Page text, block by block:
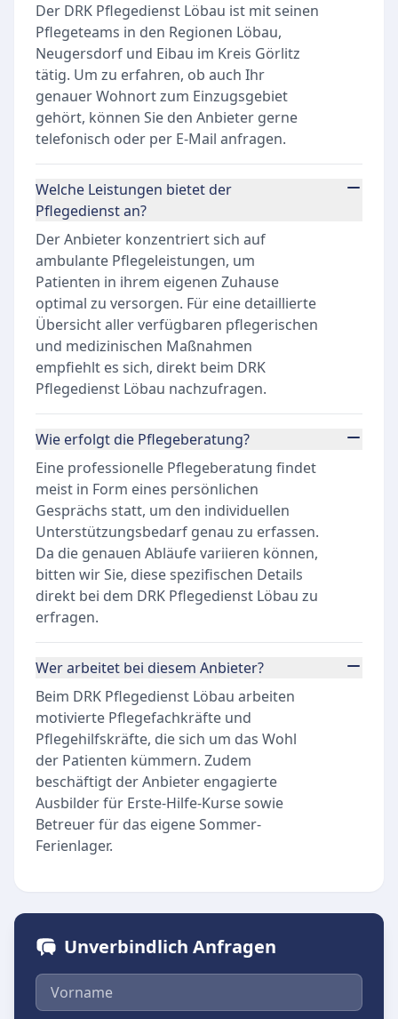
Der DRK Pflegedienst Löbau ist mit seinen
Pflegeteams in den Regionen Löbau,
Neugersdorf und Eibau im Kreis Görlitz
tätig. Um zu erfahren, ob auch Ihr
genauer Wohnort zum Einzugsgebiet
gehört, können Sie den Anbieter gerne
telefonisch oder per E-Mail anfragen.
Welche Leistungen bietet der
Pflegedienst an?
Der Anbieter konzentriert sich auf
ambulante Pflegeleistungen, um
Patienten in ihrem eigenen Zuhause
optimal zu versorgen. Für eine detaillierte
Übersicht aller verfügbaren pflegerischen
und medizinischen Maßnahmen
empfiehlt es sich, direkt beim DRK
Pflegedienst Löbau nachzufragen.
Wie erfolgt die Pflegeberatung?
Eine professionelle Pflegeberatung findet
meist in Form eines persönlichen
Gesprächs statt, um den individuellen
Unterstützungsbedarf genau zu erfassen.
Da die genauen Abläufe variieren können,
bitten wir Sie, diese spezifischen Details
direkt bei dem DRK Pflegedienst Löbau zu
erfragen.
Wer arbeitet bei diesem Anbieter?
Beim DRK Pflegedienst Löbau arbeiten
motivierte Pflegefachkräfte und
Pflegehilfskräfte, die sich um das Wohl
der Patienten kümmern. Zudem
beschäftigt der Anbieter engagierte
Ausbilder für Erste-Hilfe-Kurse sowie
Betreuer für das eigene Sommer-
Ferienlager.
Unverbindlich Anfragen
Vorname